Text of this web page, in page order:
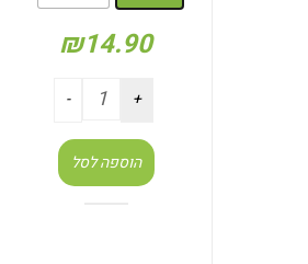
₪14.90
הוספה לסל